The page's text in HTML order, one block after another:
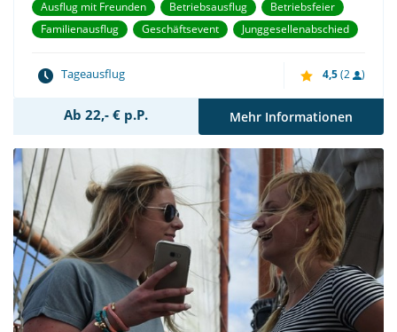
Ausflug mit Freunden Betriebsausflug
Betriebsfeier
Familienausflug
Geschäftsevent Junggesellenabschied
Tageausflug 4,5(2 )
Ab 22,- € p.P. Mehr Informationen